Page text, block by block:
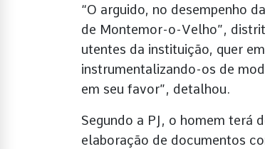
“O arguido, no desempenho
de Montemor-o-Velho”,
utentes da instituição, quer
instrumentalizando-os de
em seu favor”, detalhou.
Segundo a PJ, o homem terá
elaboração de documentos